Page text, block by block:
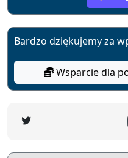
Bardzo dziękujemy za
Wsparcie dla